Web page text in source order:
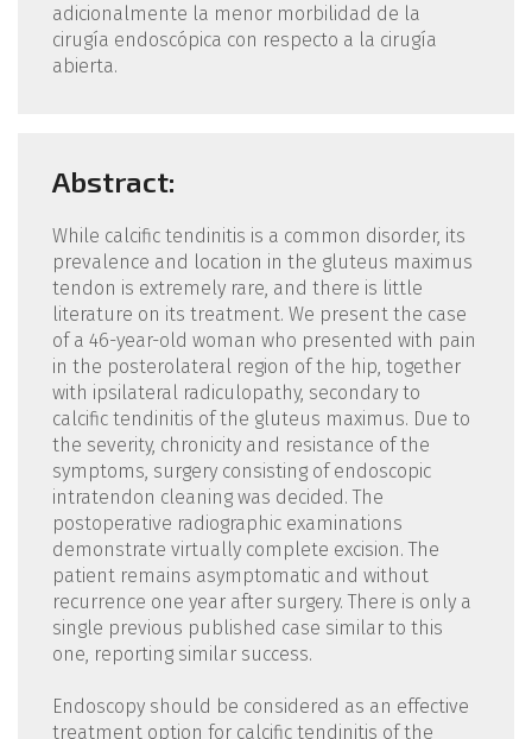
adicionalmente la menor morbilidad de la
cirugía endoscópica con respecto a la cirugía
abierta.
Abstract:
While calcific tendinitis is a common disorder, its
prevalence and location in the gluteus maximus
tendon is extremely rare, and there is little
literature on its treatment. We present the case
of a 46-year-old woman who presented with pain
in the posterolateral region of the hip, together
with ipsilateral radiculopathy, secondary to
calcific tendinitis of the gluteus maximus. Due to
the severity, chronicity and resistance of the
symptoms, surgery consisting of endoscopic
intratendon cleaning was decided. The
postoperative radiographic examinations
demonstrate virtually complete excision. The
patient remains asymptomatic and without
recurrence one year after surgery. There is only a
single previous published case similar to this
one, reporting similar success.
Endoscopy should be considered as an effective
treatment option for calcific tendinitis of the